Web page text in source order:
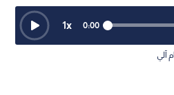
0:00
1x
آلي